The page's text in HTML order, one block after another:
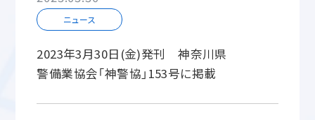
ニュース
2023年3月30日(金)発刊 神奈川県
警備業協会「神警協」153号に掲載